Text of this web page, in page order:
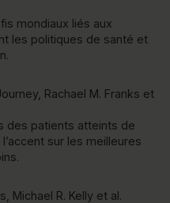
mondiaux liés aux
les politiques de santé et
Rachael M. Franks et
des patients atteints de
sur les meilleures
Michael R. Kelly et al.